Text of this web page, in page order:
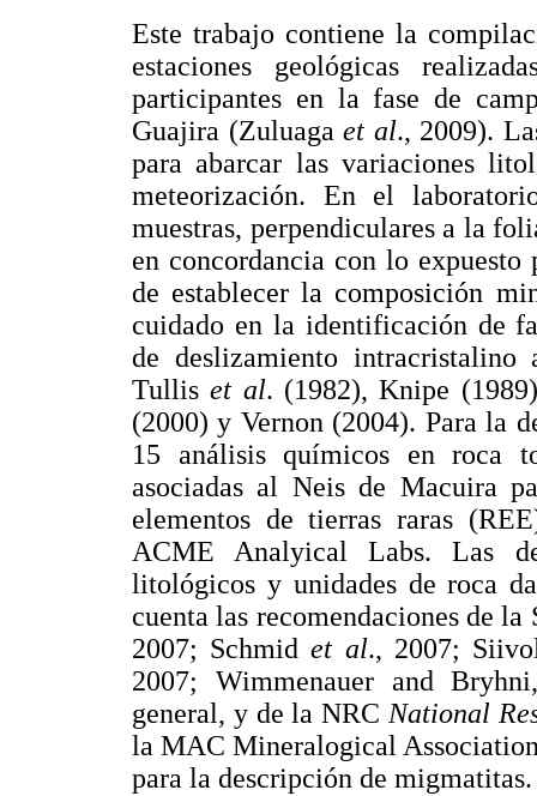
Este trabajo contiene la
estaciones geológicas
participantes en la fase de
Guajira (Zuluagaet al., 2009).
para abarcar las variaciones
meteorización. En el
muestras, perpendiculares a la
en concordancia con lo
de establecer la composición
cuidado en la identificación de
de deslizamiento
Tulliset al. (1982), Knipe
(2000) y Vernon (2004). Para la
15 análisis químicos en roca
asociadas al Neis de Macuira
elementos de tierras raras
ACME Analyical Labs. Las
litológicos y unidades de roca
cuenta las recomendaciones de
2007; Schmidet al., 2007;
2007; Wimmenauer and
general, y de la NRC National
la MAC Mineralogical
para la descripción de migmatitas.